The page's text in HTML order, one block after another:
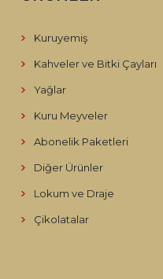
Kuruyemiş
Kahveler ve Bitki Çayları
Yağlar
Kuru Meyveler
Abonelik Paketleri
Diğer Ürünler
Lokum ve Draje
Çikolatalar